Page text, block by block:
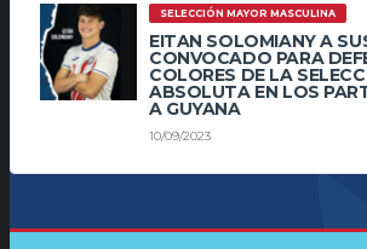
SELECCIÓN MAYOR MASCULINA
EITAN SOLOMIANY A
CONVOCADO PARA
COLORES DE LA
ABSOLUTA EN LOS
A GUYANA
10/09/2023